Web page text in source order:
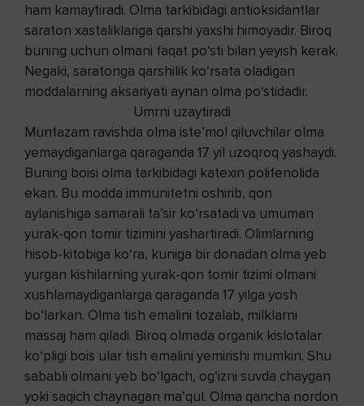
ham kamaytiradi. Olma tarkibidagi antioksidantlar
saraton xastaliklariga qarshi yaxshi himoyadir. Biroq
buning uchun olmani faqat po‘sti bilan yeyish kerak.
Negaki, saratonga qarshilik ko‘rsata oladigan
moddalarning aksariyati aynan olma po‘stidadir.
Umrni uzaytiradi
Muntazam ravishda olma iste’mol qiluvchilar olma
yemaydiganlarga qaraganda 17 yil uzoqroq yashaydi.
Buning boisi olma tarkibidagi katexin polifenolida
ekan. Bu modda immunitetni oshirib, qon
aylanishiga samarali ta’sir ko‘rsatadi va umuman
yurak-qon tomir tizimini yashartiradi. Olimlarning
hisob-kitobiga ko‘ra, kuniga bir donadan olma yeb
yurgan kishilarning yurak-qon tomir tizimi olmani
xushlamaydiganlarga qaraganda 17 yilga yosh
bo‘larkan. Olma tish emalini tozalab, milklarni
massaj ham qiladi. Biroq olmada organik kislotalar
ko‘pligi bois ular tish emalini yemirishi mumkin. Shu
sababli olmani yeb bo‘lgach, og‘izni suvda chaygan
yoki saqich chaynagan ma’qul. Olma qancha nordon